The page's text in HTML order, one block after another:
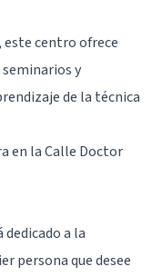
este centro ofrece
y
de la técnica
en la Calle Doctor
dedicado a la
persona que desee